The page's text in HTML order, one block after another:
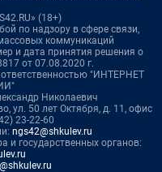
(18+)
по надзору в сфере связи,
коммуникаций
и дата принятия решения о
от 07.08.2020 г.
"ИНТЕРНЕТ
Николаевич
ул. 50 лет Октября, д. 11, офис
23-22-60
ngs42@shkulev.ru
и государственных органов: